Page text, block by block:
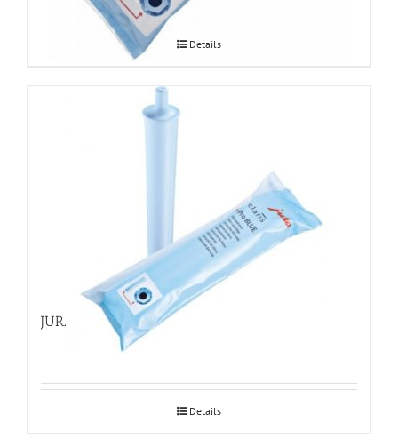
Details
JURA Claris Pro Blue veefilter 1tk
Details